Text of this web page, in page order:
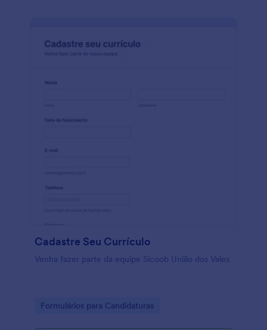
Cadastre Seu Currículo
Venha fazer parte da equipe Sicoob União dos Vales
Go to Category:
Formulários para Candidaturas